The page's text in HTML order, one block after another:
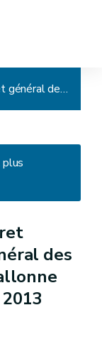
Décret contenant le budget général des recettes de la Région wallonne pour l'année budgétaire 2013
des